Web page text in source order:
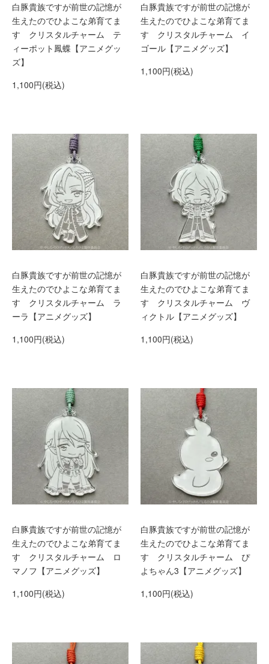
白豚貴族ですが前世の記憶が
生えたのでひよこな弟育てま
す クリスタルチャーム テ
ィーポット鳳蝶【アニメグッ
ズ】
1,100円(税込)
白豚貴族ですが前世の記憶が
生えたのでひよこな弟育てま
す クリスタルチャーム イ
ゴール【アニメグッズ】
1,100円(税込)
白豚貴族ですが前世の記憶が
生えたのでひよこな弟育てま
す クリスタルチャーム ラ
ーラ【アニメグッズ】
1,100円(税込)
白豚貴族ですが前世の記憶が
生えたのでひよこな弟育てま
す クリスタルチャーム ヴ
ィクトル【アニメグッズ】
1,100円(税込)
白豚貴族ですが前世の記憶が
生えたのでひよこな弟育てま
す クリスタルチャーム ロ
マノフ【アニメグッズ】
1,100円(税込)
白豚貴族ですが前世の記憶が
生えたのでひよこな弟育てま
す クリスタルチャーム ぴ
よちゃん3【アニメグッズ】
1,100円(税込)